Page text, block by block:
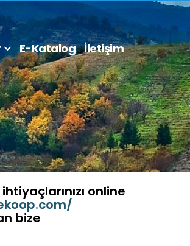
E-Katalog İletişim
online
bize